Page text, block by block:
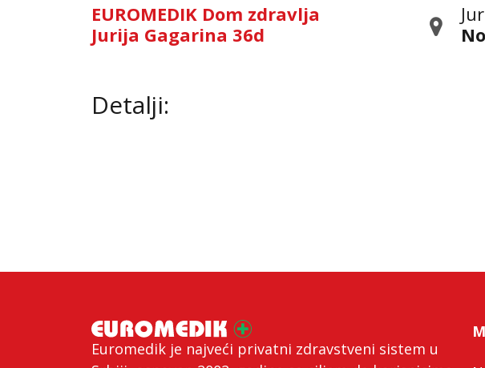
EUROMEDIK Dom zdravlja
Jurija Gagarina 36d
Detalji:
Euromedik je najveći privatni zdravstveni sistem u